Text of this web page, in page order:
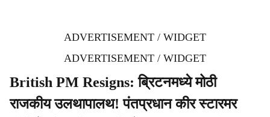
ADVERTISEMENT / WIDGET
ADVERTISEMENT / WIDGET
British PM Resigns: ब्रिटनमध्ये मोठी
राजकीय उलथापालथ! पंतप्रधान कीर स्टारमर